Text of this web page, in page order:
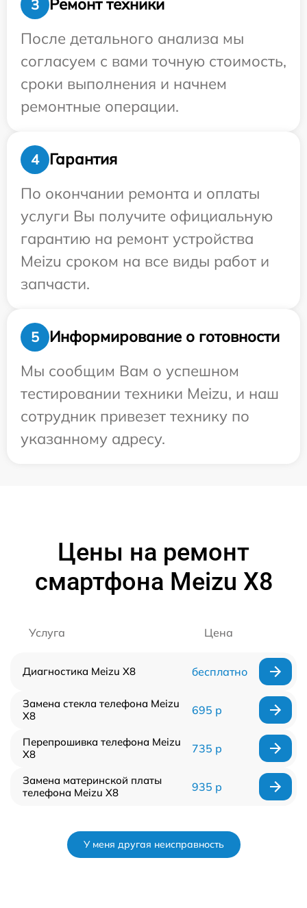
3
Ремонт техники
После детального анализа мы
согласуем с вами точную стоимость,
сроки выполнения и начнем
ремонтные операции.
4
Гарантия
По окончании ремонта и оплаты
услуги Вы получите официальную
гарантию на ремонт устройства
Meizu сроком на все виды работ и
запчасти.
5
Информирование о готовности
Мы сообщим Вам о успешном
тестировании техники Meizu, и наш
сотрудник привезет технику по
указанному адресу.
Цены на ремонт
смартфона Meizu X8
Услуга Цена
Диагностика Meizu X8 бесплатно
Замена стекла телефона Meizu
X8
695 р
Перепрошивка телефона Meizu
X8
735 р
Замена материнской платы
телефона Meizu X8
935 р
У меня другая неисправность